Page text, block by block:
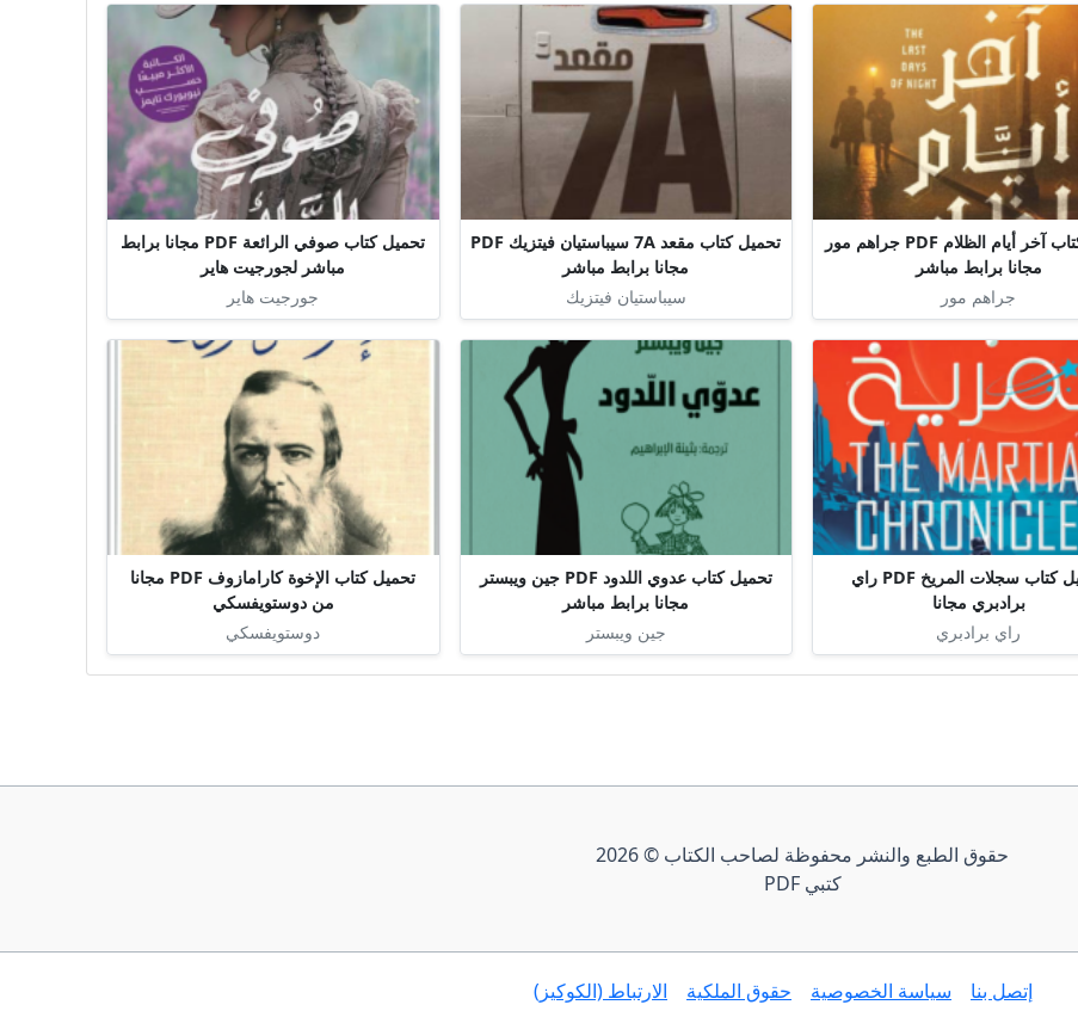
تحميل كتاب آخر أيام الظلام PDF جراهم مور
مجانا برابط مباشر
جراهم مور
تحميل كتاب مقعد 7A سيباستيان فيتزيك PDF
مجانا برابط مباشر
سيباستيان فيتزيك
تحميل كتاب صوفي الرائعة PDF مجانا برابط
مباشر لجورجيت هاير
جورجيت هاير
تحميل كتاب سجلات المريخ PDF راي
برادبري مجانا
راي برادبري
تحميل كتاب عدوي اللدود PDF جين ويبستر
مجانا برابط مباشر
جين ويبستر
تحميل كتاب الإخوة كارامازوف PDF مجانا
من دوستويفسكي
دوستويفسكي
حقوق الطبع والنشر محفوظة لصاحب الكتاب © 2026
كتبي PDF
إتصل بنا سياسة الخصوصية حقوق الملكية الارتباط (الكوكيز)